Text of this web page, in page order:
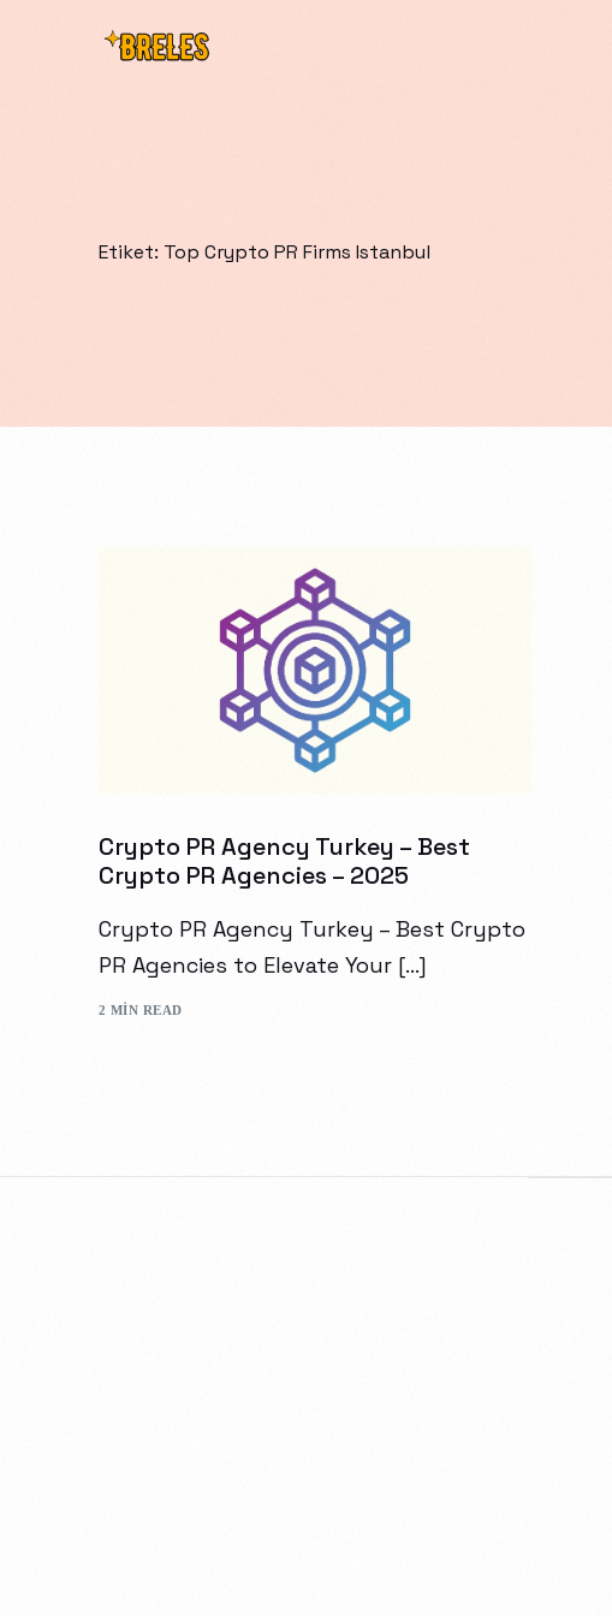
Etiket: Top Crypto PR Firms Istanbul
Crypto PR Agency Turkey – Best
Crypto PR Agencies – 2025
Crypto PR Agency Turkey – Best Crypto
PR Agencies to Elevate Your […]
2 MIN READ